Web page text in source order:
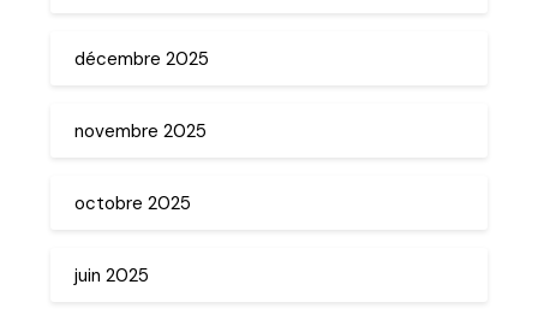
décembre 2025
novembre 2025
octobre 2025
juin 2025